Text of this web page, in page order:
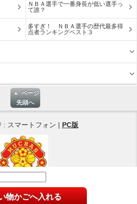
物かごへ入れる
ＮＢＡ選手で一番身長が低い選手っ
て誰？
多すぎ！ ＮＢＡ選手の歴代最多得
点者ランキングベスト３
ページ
先頭へ
: スマートフォン | PC版
ショップ Muchas Gracias